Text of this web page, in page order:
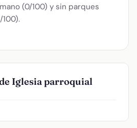
(0/100) y sin parques
Iglesia parroquial